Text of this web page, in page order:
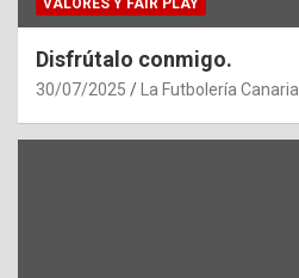
VALORES Y FAIR PLAY
Disfrútalo conmigo.
30/07/2025 La Futbolería Canaria